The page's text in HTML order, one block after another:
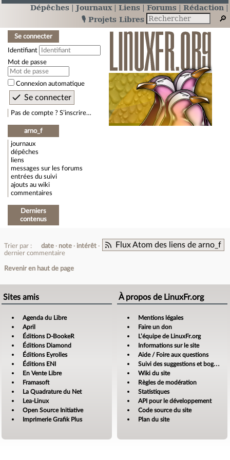
Dépêches Journaux Liens Forums
Rédaction
🎙️ Projets Libres
Se connecter
Identifiant
Mot de passe
Connexion automatique
Pas de compte ? S’inscrire…
arno_f
journaux
dépêches
liens
messages sur les forums
entrées du suivi
ajouts au wiki
commentaires
Derniers
contenus
Flux Atom des liens de arno_f
Trier par : date note
intérêt
dernier commentaire
Revenir en haut de page
Sites amis
Agenda du Libre
April
Éditions D-BookeR
Éditions Diamond
Éditions Eyrolles
Éditions ENI
En Vente Libre
Framasoft
La Quadrature du Net
Lea-Linux
Open Source Initiative
Imprimerie Grafik Plus
À propos de LinuxFr.org
Mentions légales
Faire un don
L’équipe de LinuxFr.org
Informations sur le site
Aide / Foire aux questions
Suivi des suggestions et bogues
Wiki du site
Règles de modération
Statistiques
API pour le développement
Code source du site
Plan du site